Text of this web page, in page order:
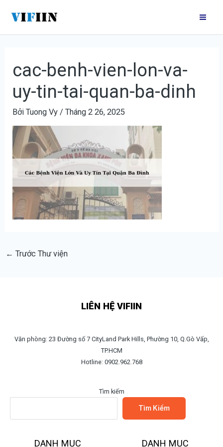
nội
cac-benh-vien-lon-va-
uy-tin-tai-quan-ba-dinh
BởiTuong Vy /Tháng 2 26, 2025
hướng
bài
← Trước Thư viện
LIÊN HỆ VIFIIN
Văn phòng: 23 Đường số 7 CityLand Park Hills, Phường 10, Q.Gò Vấp,
TP.HCM
Hotline: 0902.962.768
Tìm kiếm
Tìm Kiếm
DANH MỤC DANH MỤC